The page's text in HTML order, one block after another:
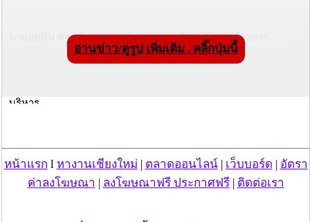
นายอนุทิน ชาญวีรกูล รองนายกรัฐมนตรีและรัฐมนตรีว่าการ
กระทรวงสาธารณสุข กล่าวกรณี ส.ส.พรรคภูมิใจไทย วอล์คเอ้าท์
ออกจากห้องประชุมในการโหวตวาระ 3 การแก้ไขรัฐธรรมนูญ ว่า
บริหาร
แต่กรณีที่นายชาดา ไทยเศรษฐ์ รองหัวหน้าพรรคภูมิไทย พูดอาจจะ
มีอารมณ์ เนื่องจากพิจารณามากัน 2 วาระแล้ว นายชาดา คงจะมอง
ว่าเหตุใดไม่ดันให้ครบถ้วนกระบวนความให้จบ ซึ่งหลังจากเมื่อคืนนี้
ยังไม่ได้พูดคุยกับพลเอกประวิตร วงษ์สุวรรณ รองนายกรัฐมนตรี ใน
อ่านข่าว/ดูรูป เพิ่มเติม . คลิ๊กปุ่มนี้
หน้าแรก l หางานเชียงใหม่ ตลาดออนไลน์| เว็บบอร์ด
อัตรา
ค่าลงโฆษณา
ลงโฆษณาฟรี ประกาศฟรี| ติดต่อเรา